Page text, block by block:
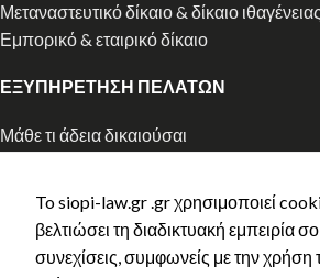
Μεταναστευτικό δίκαιο & δίκαιο ιθαγένειας
Εμπορικό & εταιρικό δίκαιο
ΕΞΥΠΗΡΕΤΗΣΗ ΠΕΛΑΤΩΝ
Μάθε τι άδεια δικαιούσαι
Ελληνική Ιθαγένεια
Κλείστε ραντεβού
Τρόποι Πληρωμής
To siopi-law.gr .gr χρησιμοποιεί
βελτιώσει τη διαδικτυακή εμπειρία
συνεχίσεις, συμφωνείς με την